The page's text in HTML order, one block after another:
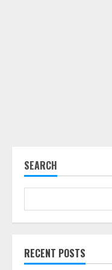
SEARCH
RECENT POSTS